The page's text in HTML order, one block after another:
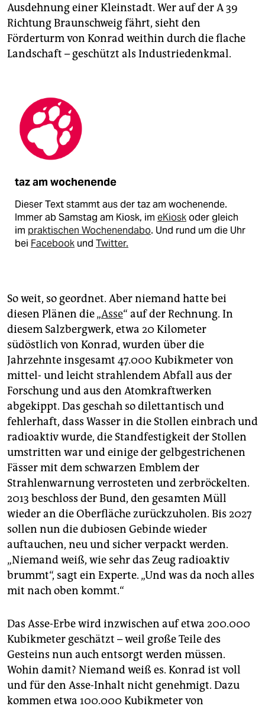
Ausdehnung einer Kleinstadt. Wer auf der A 39
Richtung Braunschweig fährt, sieht den
Förderturm von Konrad weithin durch die flache
Landschaft – geschützt als Industriedenkmal.
taz am wochenende
Dieser Text stammt aus der taz am wochenende.
Immer ab Samstag am Kiosk, im eKioskoder gleich
im praktischen Wochenendabo. Und rund um die Uhr
bei Facebook und Twitter.
So weit, so geordnet. Aber niemand hatte bei
diesen Plänen die „Asse“ auf der Rechnung. In
diesem Salzbergwerk, etwa 20 Kilometer
südöstlich von Konrad, wurden über die
Jahrzehnte insgesamt 47.000 Kubikmeter von
mittel- und leicht strahlendem Abfall aus der
Forschung und aus den Atomkraftwerken
abgekippt. Das geschah so dilettantisch und
fehlerhaft, dass Wasser in die Stollen einbrach und
radioaktiv wurde, die Standfestigkeit der Stollen
umstritten war und einige der gelbgestrichenen
Fässer mit dem schwarzen Emblem der
Strahlenwarnung verrosteten und zerbröckelten.
2013 beschloss der Bund, den gesamten Müll
wieder an die Oberfläche zurückzuholen. Bis 2027
sollen nun die dubiosen Gebinde wieder
auftauchen, neu und sicher verpackt werden.
„Niemand weiß, wie sehr das Zeug radioaktiv
brummt“, sagt ein Experte. „Und was da noch alles
mit nach oben kommt.“
Das Asse-Erbe wird inzwischen auf etwa 200.000
Kubikmeter geschätzt – weil große Teile des
Gesteins nun auch entsorgt werden müssen.
Wohin damit? Niemand weiß es. Konrad ist voll
und für den Asse-Inhalt nicht genehmigt. Dazu
kommen etwa 100.000 Kubikmeter von